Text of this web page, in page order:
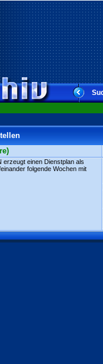
erzeugt einen Dienstplan als
folgende Wochen mit